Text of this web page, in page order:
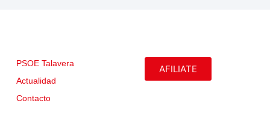
PSOE Talavera
Actualidad
Contacto
AFILIATE